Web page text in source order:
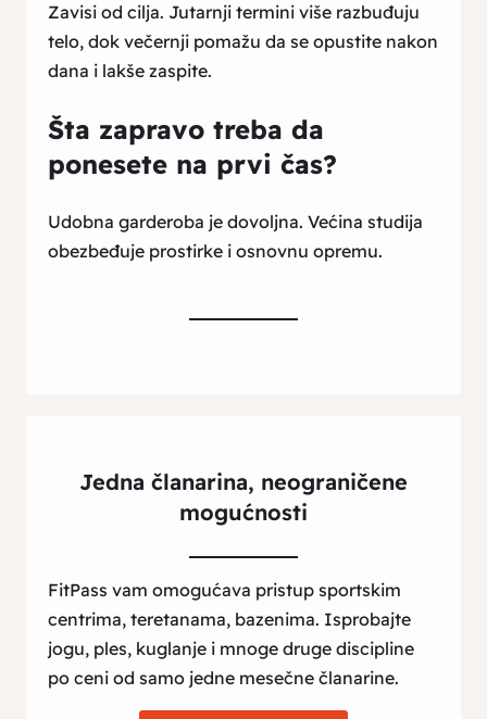
Zavisi od cilja. Jutarnji termini više razbuđuju
telo, dok večernji pomažu da se opustite nakon
dana i lakše zaspite.
Šta zapravo treba da
ponesete na prvi čas?
Udobna garderoba je dovoljna. Većina studija
obezbeđuje prostirke i osnovnu opremu.
Jedna članarina, neograničene
mogućnosti
FitPass vam omogućava pristup sportskim
centrima, teretanama, bazenima. Isprobajte
jogu, ples, kuglanje i mnoge druge discipline
po ceni od samo jedne mesečne članarine.